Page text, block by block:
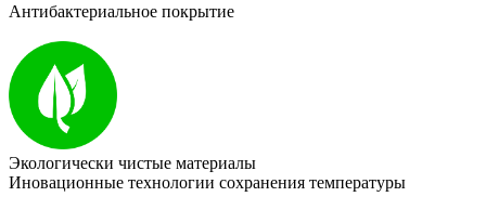
Антибактериальное покрытие
Экологически чистые материалы
Иновационные технологии сохранения температуры